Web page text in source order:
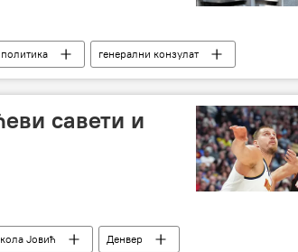
генерални конзулат
савети и
Јовић
Денвер